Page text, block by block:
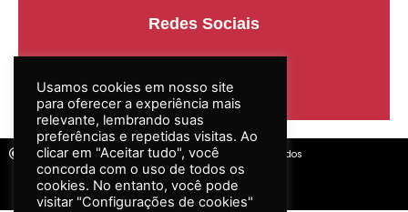
Redes Sociais
2026 | MAX Termoplásticos | Todos os direitos reservados
preferências e repetidas visitas. Ao
concorda com o uso de todos os
visitar "Configurações de cookies"
para fornecer um consentimento
controlado.
Configurar ACEITAR TODOS